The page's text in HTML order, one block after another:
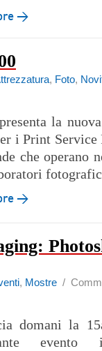
→
, Foto,
la
i Print Service
che operano
→
, Mostre/
domani la
evento